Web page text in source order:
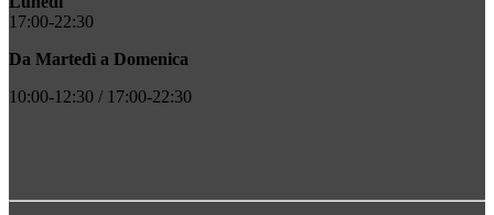
17:00-22:30
Da Martedì a Domenica
10:00-12:30 / 17:00-22:30